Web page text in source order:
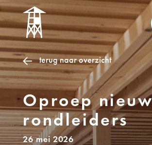
terug naar overzicht
Oproep
rondleiders
26 mei 2026